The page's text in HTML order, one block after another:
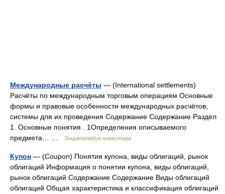
Международные расчёты — (International settlements)
Расчёты по международным торговым операциям Основные
формы и правовые особенности международных расчётов,
системы для их проведения Содержание Содержание Раздел
1. Основные понятия . 1Определения описываемого
предмета… …
Энциклопедия инвестора
Купон — (Coupon) Понятия купона, виды облигаций, рынок
облигаций Информация о понятии купона, виды облигаций,
рынок облигаций Содержание Содержание Виды облигаций
облигаций Общая характеристика и классификация облигаций